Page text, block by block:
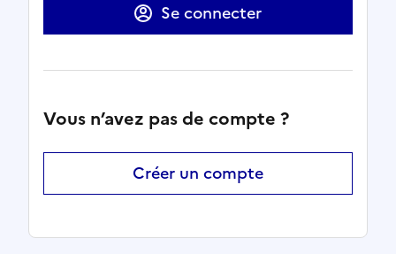
Se connecter
Vous n’avez pas de compte ?
Créer un compte